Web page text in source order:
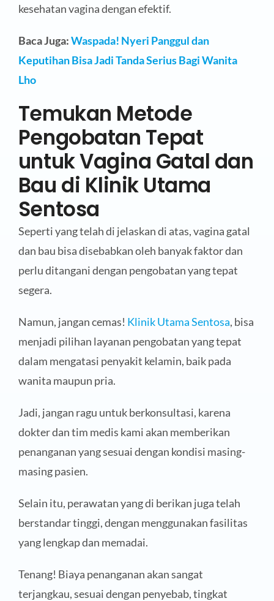
kesehatan vagina dengan efektif.
Baca Juga:Waspada! Nyeri Panggul dan
Keputihan Bisa Jadi Tanda Serius Bagi Wanita
Lho
Temukan Metode
Pengobatan Tepat
untuk Vagina Gatal dan
Bau di Klinik Utama
Sentosa
Seperti yang telah di jelaskan di atas, vagina gatal
dan bau bisa disebabkan oleh banyak faktor dan
perlu ditangani dengan pengobatan yang tepat
segera.
Namun, jangan cemas! Klinik Utama Sentosa, bisa
menjadi pilihan layanan pengobatan yang tepat
dalam mengatasi penyakit kelamin, baik pada
wanita maupun pria.
Jadi, jangan ragu untuk berkonsultasi, karena
dokter dan tim medis kami akan memberikan
penanganan yang sesuai dengan kondisi masing-
masing pasien.
Selain itu, perawatan yang di berikan juga telah
berstandar tinggi, dengan menggunakan fasilitas
yang lengkap dan memadai.
Tenang! Biaya penanganan akan sangat
terjangkau, sesuai dengan penyebab, tingkat